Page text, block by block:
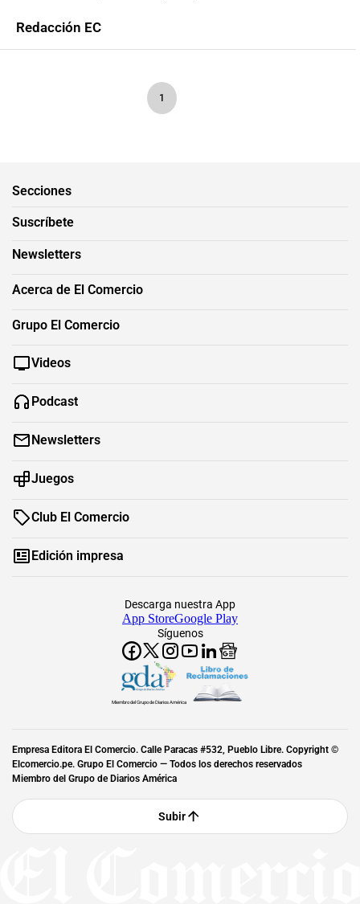
Redacción EC
1
Secciones
Suscríbete
Newsletters
Acerca de El Comercio
Grupo El Comercio
Videos
Podcast
Newsletters
Juegos
Club El Comercio
Edición impresa
Síguenos
Descarga nuestra App
App StoreGoogle Play
Miembro del Grupo de Diarios América
Empresa Editora El Comercio. Calle Paracas #532, Pueblo Libre. Copyright ©
Elcomercio.pe. Grupo El Comercio — Todos los derechos reservados
Miembro del Grupo de Diarios América
Subir